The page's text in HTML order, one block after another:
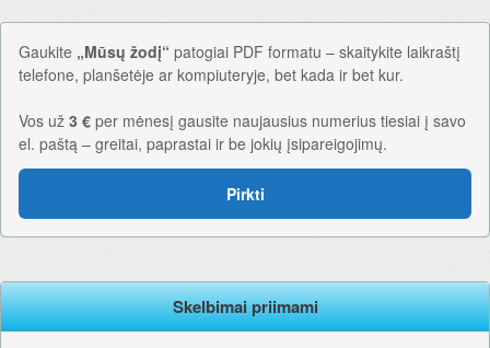
Gaukite „Mūsų žodį“ patogiai PDF formatu – skaitykite laikraštį
telefone, planšetėje ar kompiuteryje, bet kada ir bet kur.
Vos už 3 € per mėnesį gausite naujausius numerius tiesiai į savo
el. paštą – greitai, paprastai ir be jokių įsipareigojimų.
Pirkti
Skelbimai priimami